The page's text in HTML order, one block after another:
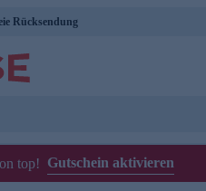
Rücksendung
top! Gutschein aktivieren